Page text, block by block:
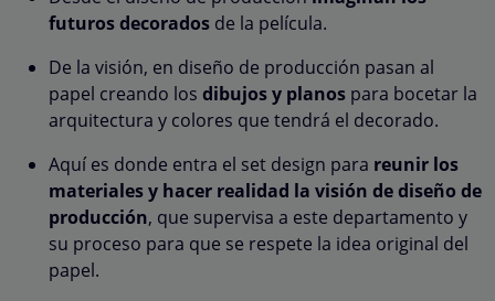
futuros decorados de la película.
De la visión, en diseño de producción pasan al
papel creando los dibujos y planos para bocetar la
arquitectura y colores que tendrá el decorado.
Aquí es donde entra el set design para reunir los
materiales y hacer realidad la visión de diseño de
producción, que supervisa a este departamento y
su proceso para que se respete la idea original del
papel.